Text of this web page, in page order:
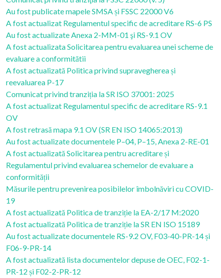
Au fost publicate mapele SMSA și FSSC 22000 V6
A fost actualizat Regulamentul specific de acreditare RS-6 PS
Au fost actualizate Anexa 2-MM-01 şi RS-9.1 OV
A fost actualizata Solicitarea pentru evaluarea unei scheme de
evaluare a conformitătii
A fost actualizată Politica privind supravegherea și
reevaluarea P-17
Comunicat privind tranziția la SR ISO 37001: 2025
A fost actualizat Regulamentul specific de acreditare RS-9.1
OV
A fost retrasă mapa 9.1 OV (SR EN ISO 14065:2013)
Au fost actualizate documentele P–04, P–15, Anexa 2-RE-01
A fost actualizată Solicitarea pentru acreditare și
Regulamentul privind evaluarea schemelor de evaluare a
conformității
Măsurile pentru prevenirea posibilelor îmbolnăviri cu COVID-
19
A fost actualizată Politica de tranziție la EA-2/17 M:2020
A fost actualizată Politica de tranziție la SR EN ISO 15189
Au fost actualizate documentele RS-9.2 OV, F03-40-PR-14 și
F06-9-PR-14
A fost actualizată lista documentelor depuse de OEC, F02-1-
PR-12 și F02-2-PR-12